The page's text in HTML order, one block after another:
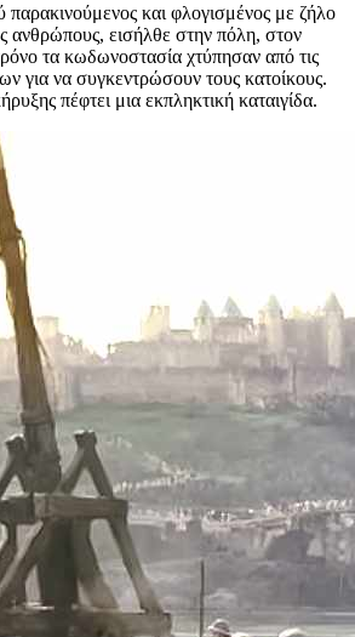
και φλογισμένος με ζήλο
ανθρώπους, εισήλθε στην πόλη, στον
τα κωδωνοστασία χτύπησαν από τις
για να συγκεντρώσουν τους κατοίκους.
πέφτει μια εκπληκτική καταιγίδα.